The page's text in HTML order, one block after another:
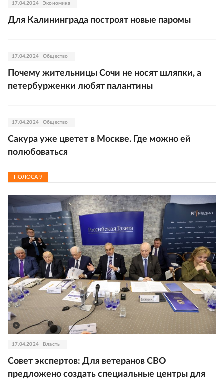
17.04.2024 Экономика
Для Калининграда построят новые паромы
17.04.2024 Общество
Почему жительницы Сочи не носят шляпки, а
петербурженки любят палантины
17.04.2024 Общество
Сакура уже цветет в Москве. Где можно ей
полюбоваться
ПОЛОСА 9
17.04.2024 Власть
Совет экспертов: Для ветеранов СВО
предложено создать специальные центры для